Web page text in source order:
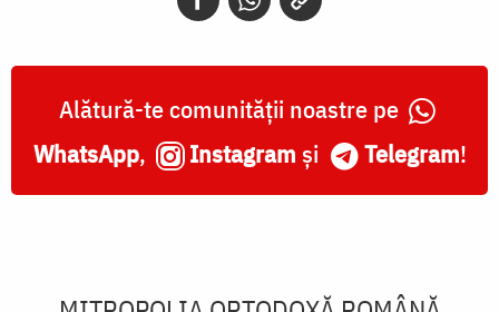
Alătură-te comunității noastre pe
WhatsApp, Instagram și Telegram!